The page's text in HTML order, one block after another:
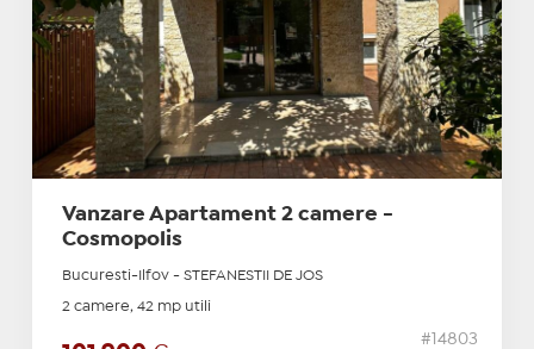
Vanzare Apartament 2 camere -
Cosmopolis
Bucuresti-Ilfov - STEFANESTII DE JOS
2 camere, 42 mp utili
#14803